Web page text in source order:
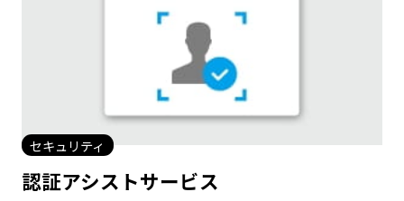
認証アシストサービス
セキュリティ